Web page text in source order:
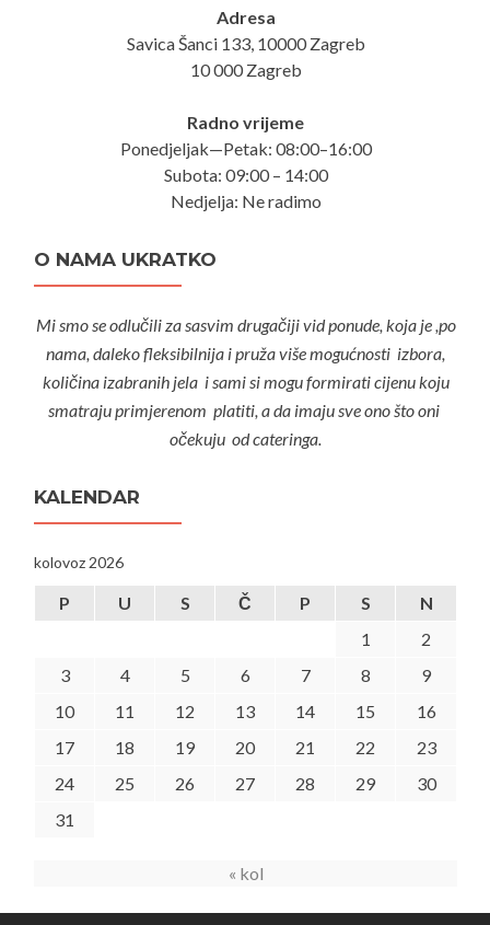
Adresa
Savica Šanci 133, 10000 Zagreb
10 000 Zagreb
Radno vrijeme
Ponedjeljak—Petak: 08:00–16:00
Subota: 09:00 – 14:00
Nedjelja: Ne radimo
O NAMA UKRATKO
Mi smo se odlučili za sasvim drugačiji vid ponude, koja je ,po
nama, daleko fleksibilnija i pruža više mogućnosti izbora,
količina izabranih jela i sami si mogu formirati cijenu koju
smatraju primjerenom platiti, a da imaju sve ono što oni
očekuju od cateringa.
KALENDAR
kolovoz 2026
P U S Č P S
N
1
2
3
4 5 6 7 8
9
10
11 12 13 14 15
16
17
18 19 20 21 22
23
24
25 26 27 28 29
30
31
« kol